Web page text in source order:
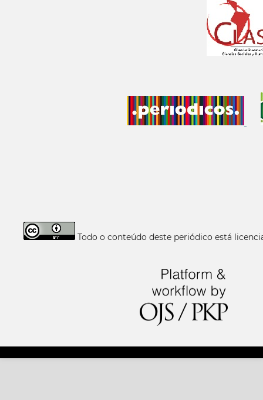
Todo o conteúdo deste periódico está